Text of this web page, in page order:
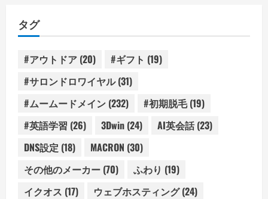
ー
タグ
#アウトドア (20) #ギフト (19)
#サロンドロワイヤル(31)
#ムームードメイン (232) #初期脱毛(19)
#英語学習 (26) 3Dwin (24) AI英会話(23)
DNS設定 (18) MACRON (30)
その他のメーカー (70) ふわり (19)
イクオス (17) ウェブホスティング(24)